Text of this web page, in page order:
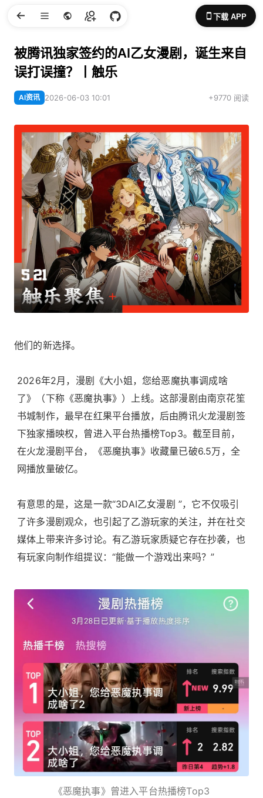
下载 APP
被腾讯独家签约的AI乙女漫剧，诞生来自
误打误撞？丨触乐
AI资讯 2026-06-03 10:01 +9770 阅读
他们的新选择。
2026年2月，漫剧《大小姐，您给恶魔执事调成啥
了》（下称《恶魔执事》）上线。这部漫剧由南京花笙
书城制作，最早在红果平台播放，后由腾讯火龙漫剧签
下独家播映权，曾进入平台热播榜Top3。截至目前，
在火龙漫剧平台，《恶魔执事》收藏量已破6.5万，全
网播放量破亿。
有意思的是，这是一款“3DAI乙女漫剧 ”，它不仅吸引
了许多漫剧观众，也引起了乙游玩家的关注，并在社交
媒体上带来许多讨论。有乙游玩家质疑它存在抄袭，也
有玩家向制作组提议：“能做一个游戏出来吗？”
《恶魔执事》曾进入平台热播榜Top3